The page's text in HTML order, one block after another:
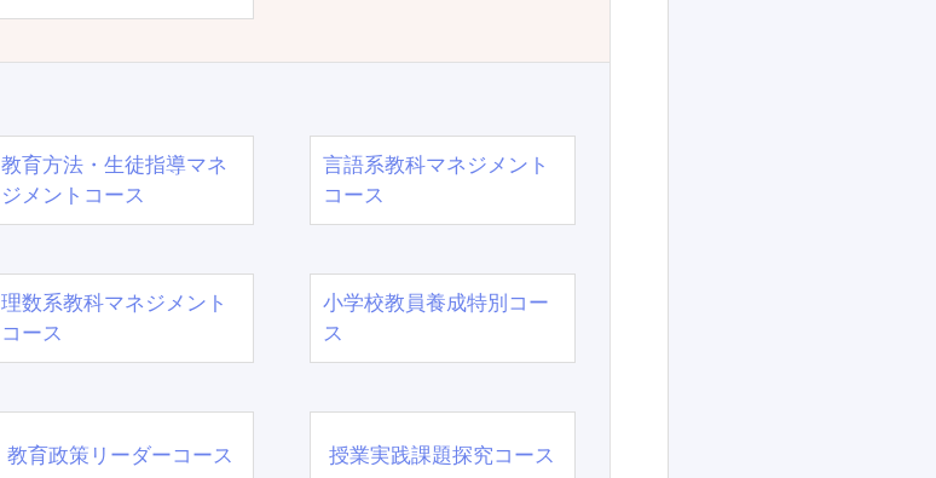
教育方法・生徒指導マネ
ジメントコース
言語系教科マネジメント
コース
理数系教科マネジメント
コース
小学校教員養成特別コー
ス
教育政策リーダーコース 授業実践課題探究コース